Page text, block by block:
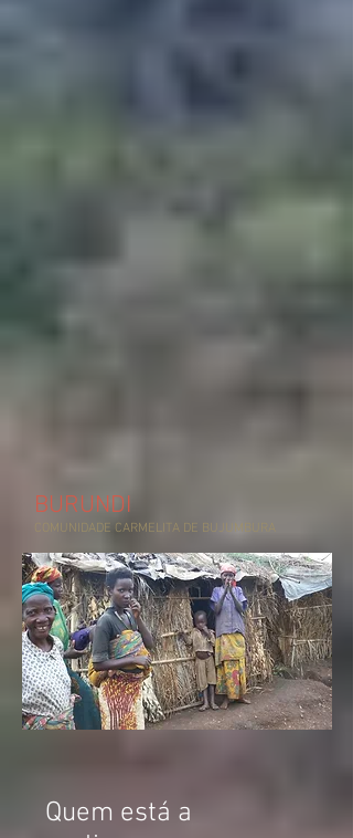
BURUNDI
COMUNIDADE CARMELITA DE BUJUMBURA
Quem está a